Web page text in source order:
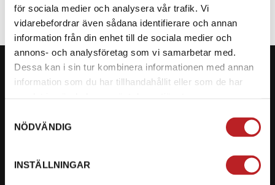
för sociala medier och analysera vår trafik. Vi
vidarebefordrar även sådana identifierare och annan
information från din enhet till de sociala medier och
annons- och analysföretag som vi samarbetar med.
Dessa kan i sin tur kombinera informationen med annan
information som du har tillhandahållit eller som de har
NÖDVÄNDIG
INSTÄLLNINGAR
Org. nummer: 5566689278